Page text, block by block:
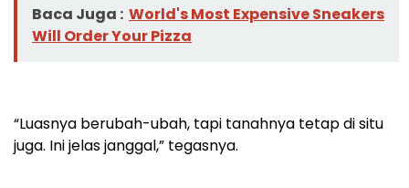
Baca Juga : World's Most Expensive Sneakers
Will Order Your Pizza
“Luasnya berubah-ubah, tapi tanahnya tetap di situ
juga. Ini jelas janggal,” tegasnya.